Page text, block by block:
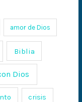
amor de Dios
Biblia
Dios
crisis